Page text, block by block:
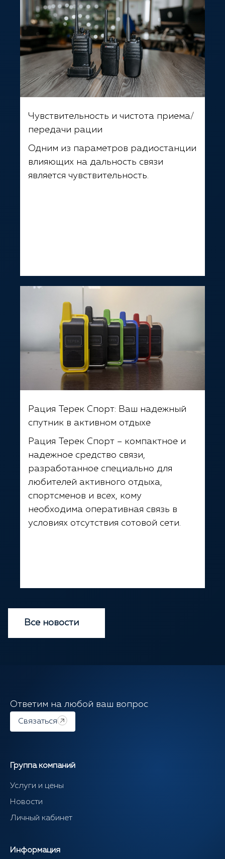
Чувствительность и чистота приема/
передачи рации
Одним из параметров радиостанции
влияющих на дальность связи
является чувствительность.
Рация Терек Спорт: Ваш надежный
спутник в активном отдыхе
Рация Терек Спорт – компактное и
надежное средство связи,
разработанное специально для
любителей активного отдыха,
спортсменов и всех, кому
необходима оперативная связь в
условиях отсутствия сотовой сети.
Все новости
Ответим на любой ваш вопрос
Связаться
Группа компаний
Услуги и цены
Новости
Личный кабинет
Информация